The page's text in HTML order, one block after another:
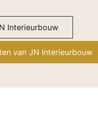
Interieurbouw
van JN Interieurbouw